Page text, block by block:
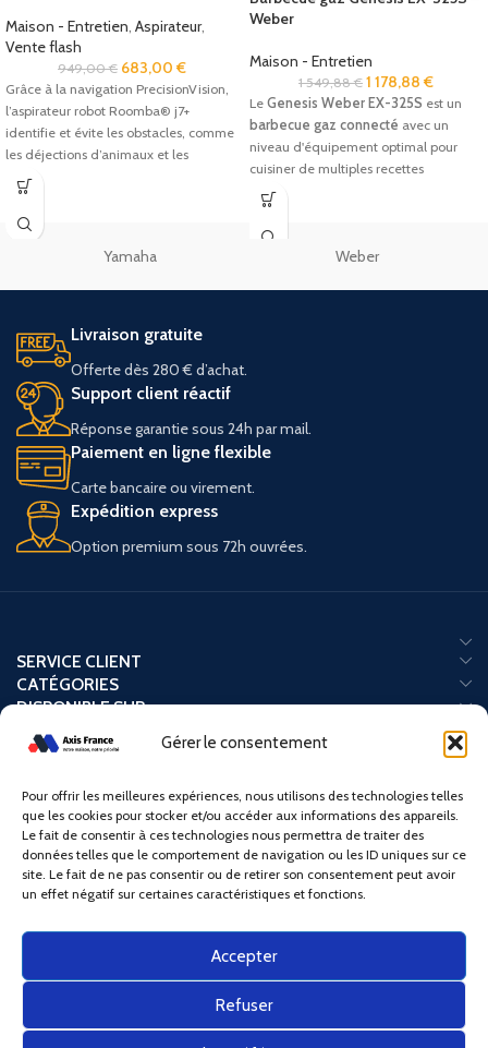
Gérer le consentement
Pour offrir les meilleures expériences, nous utilisons des technologies telles
que les cookies pour stocker et/ou accéder aux informations des appareils.
Le fait de consentir à ces technologies nous permettra de traiter des
données telles que le comportement de navigation ou les ID uniques sur ce
site. Le fait de ne pas consentir ou de retirer son consentement peut avoir
un effet négatif sur certaines caractéristiques et fonctions.
Accepter
Refuser
Maison - Entretien, Aspirateur,
Vente flash
949,00€ 683,00 €
Grâce à la navigation PrecisionVision,
l’aspirateur robot Roomba® j7+
identifie et évite les obstacles, comme
les déjections d’animaux et les
Weber
Maison - Entretien
1 549,88€ 1 178,88 €
Le Genesis Weber EX-325S est un
barbecue gaz connecté avec un
niveau d'équipement optimal pour
cuisiner de multiples recettes
savoureuses.
Yamaha Weber
Livraison gratuite
Offerte dès 280 € d’achat.
Support client réactif
Réponse garantie sous 24h par mail.
Paiement en ligne flexible
Carte bancaire ou virement.
Expédition express
Option premium sous 72h ouvrées.
SERVICE CLIENT
CATÉGORIES
DISPONIBLE SUR
Paiement sécurisé :
Nos partenaires logistiques :
– Spécialiste en Bois, Électroménager, High-Tech &
Mobilité. Tous droits réservés.